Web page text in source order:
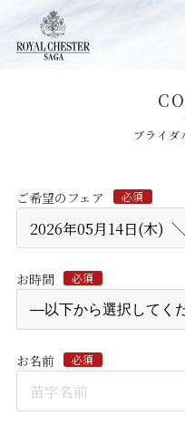
ブライダ
ご希望のフェア 必須
お時間 必須
お名前 必須